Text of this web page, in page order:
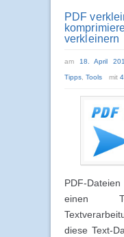
PDF
verkleinern
am 18. April
Tipps Tools mit
PDF-
einen
diese Text-